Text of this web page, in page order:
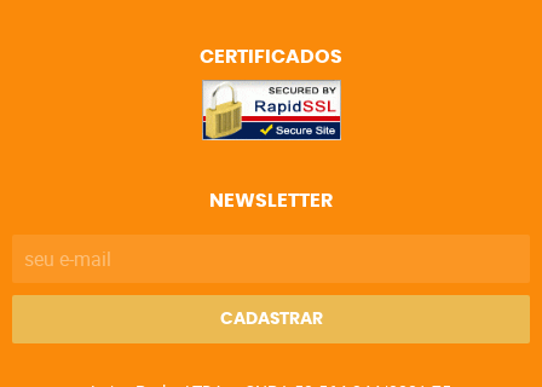
CERTIFICADOS
NEWSLETTER
CADASTRAR